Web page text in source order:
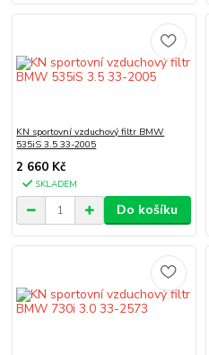
KN sportovní vzduchový filtr BMW
535iS 3.5 33-2005
2 660 Kč
SKLADEM
Do košíku